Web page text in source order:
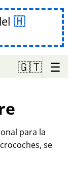
🇬🇹 ☰
para la
se